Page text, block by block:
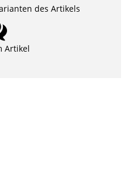
des Artikels
Artikel